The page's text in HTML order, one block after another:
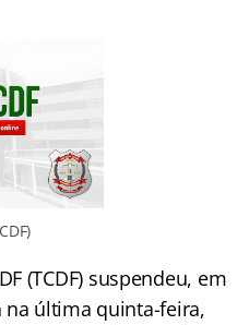
(TCDF) suspendeu, em
última quinta-feira,